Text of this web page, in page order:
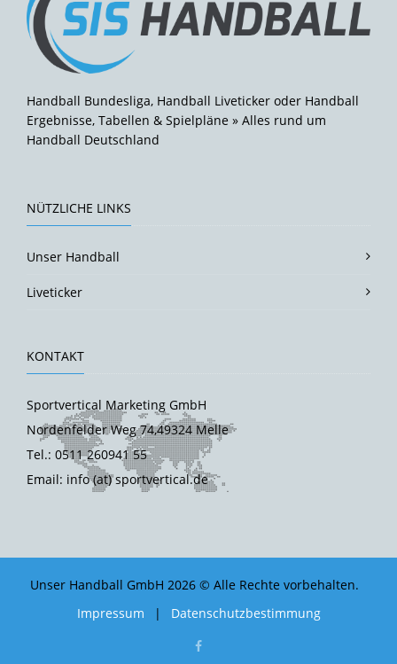
Handball Bundesliga, Handball Liveticker oder Handball
Ergebnisse, Tabellen & Spielpläne » Alles rund um
Handball Deutschland
NÜTZLICHE LINKS
Unser Handball
Liveticker
KONTAKT
Sportvertical Marketing GmbH
Nordenfelder Weg 74,49324 Melle
Tel.: 0511 260941 55
Email: info (at) sportvertical.de
Unser Handball GmbH 2026 © Alle Rechte vorbehalten.
Impressum
| Datenschutzbestimmung